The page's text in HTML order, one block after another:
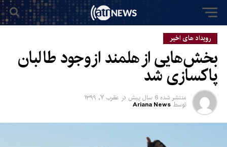
رویداد های اخیر
بخش‌هایی از هلمند از وجود طالبان
پاکسازی شد
منتشر شده 6 سال پیش در عقرب ۷, ۱۳۹۹
توسط Ariana News